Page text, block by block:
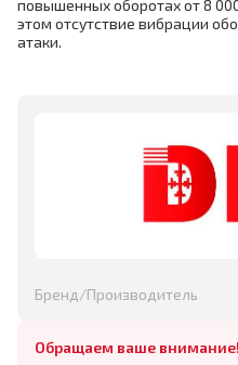
повышенных оборотах от 8
этом отсутствие вибрации
атаки.
Бренд/Производитель
Обращаем ваше внимание!